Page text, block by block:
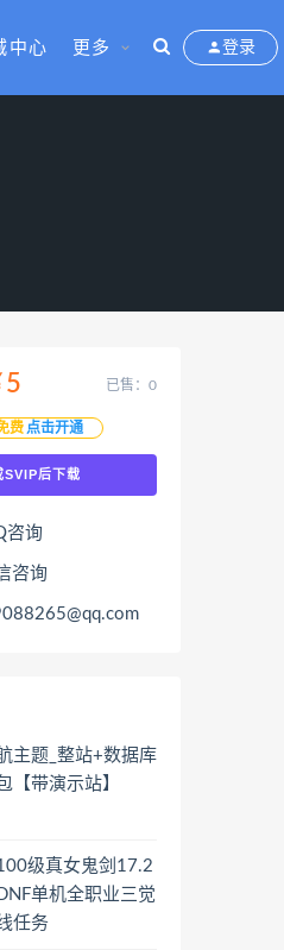
中心 更多 登录
5
费 点击开通
已售：0
SVIP后下载
咨询
咨询
主题_整站+数据库
【带演示站】
级真女鬼剑17.2
单机全职业三觉
任务